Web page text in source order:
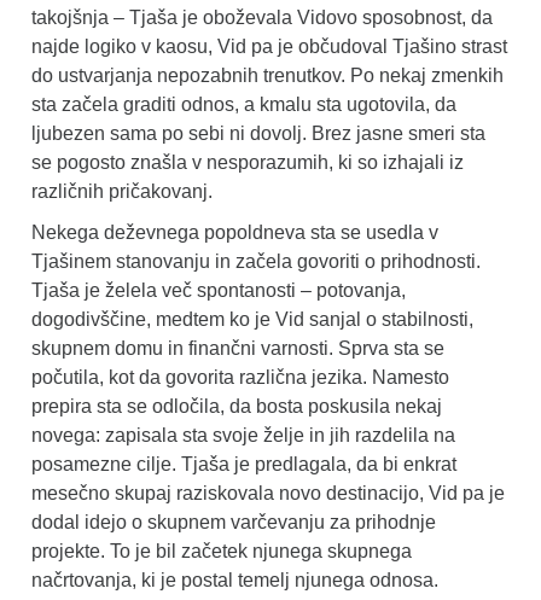
takojšnja – Tjaša je oboževala Vidovo sposobnost, da
najde logiko v kaosu, Vid pa je občudoval Tjašino strast
do ustvarjanja nepozabnih trenutkov. Po nekaj zmenkih
sta začela graditi odnos, a kmalu sta ugotovila, da
ljubezen sama po sebi ni dovolj. Brez jasne smeri sta
se pogosto znašla v nesporazumih, ki so izhajali iz
različnih pričakovanj.
Nekega deževnega popoldneva sta se usedla v
Tjašinem stanovanju in začela govoriti o prihodnosti.
Tjaša je želela več spontanosti – potovanja,
dogodivščine, medtem ko je Vid sanjal o stabilnosti,
skupnem domu in finančni varnosti. Sprva sta se
počutila, kot da govorita različna jezika. Namesto
prepira sta se odločila, da bosta poskusila nekaj
novega: zapisala sta svoje želje in jih razdelila na
posamezne cilje. Tjaša je predlagala, da bi enkrat
mesečno skupaj raziskovala novo destinacijo, Vid pa je
dodal idejo o skupnem varčevanju za prihodnje
projekte. To je bil začetek njunega skupnega
načrtovanja, ki je postal temelj njunega odnosa.